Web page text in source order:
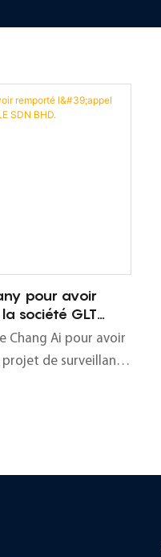
pour avoir
société GLT
Chang Ai pour avoir
de surveillance